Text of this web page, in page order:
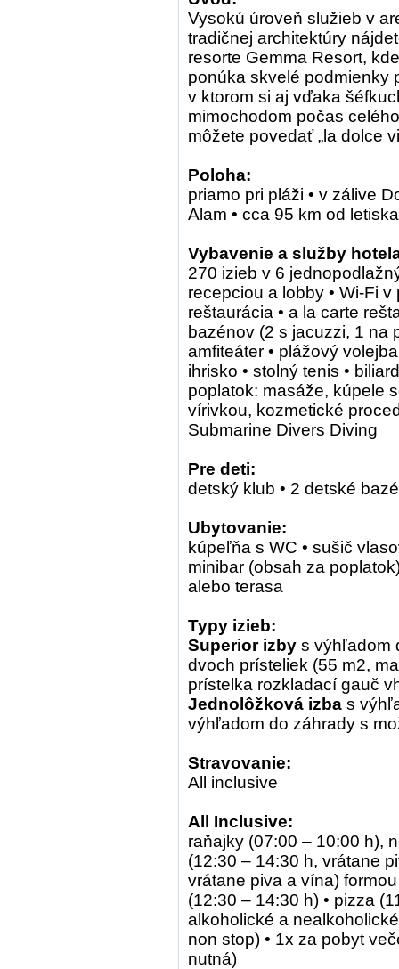
Vysokú úroveň služieb v
tradičnej architektúry
resorte Gemma Resort,
ponúka skvelé podmienky
v ktorom si aj vďaka
mimochodom počas
môžete povedať „la dolce
Poloha:
priamo pri pláži • v zálive
Alam • cca 95 km od
Vybavenie a služby
270 izieb v 6
recepciou a lobby • Wi-Fi
reštaurácia • a la carte
bazénov (2 s jacuzzi, 1 na
amfiteáter • plážový
ihrisko • stolný tenis •
poplatok: masáže, kúpele
vírivkou, kozmetické
Submarine Divers Diving
Pre deti:
detský klub • 2 detské
Ubytovanie:
kúpeľňa s WC • sušič
minibar (obsah za
alebo terasa
Typy izieb:
Superiorizby s výhľadom
dvoch prísteliek (55 m2,
prístelka rozkladací gauč
Jednolôžková izba s
výhľadom do záhrady s
Stravovanie:
All inclusive
All Inclusive:
raňajky (07:00 – 10:00 h),
(12:30 – 14:30 h, vrátane
vrátane piva a vína)
(12:30 – 14:30 h) • pizza
alkoholické a
non stop) • 1x za pobyt
nutná)